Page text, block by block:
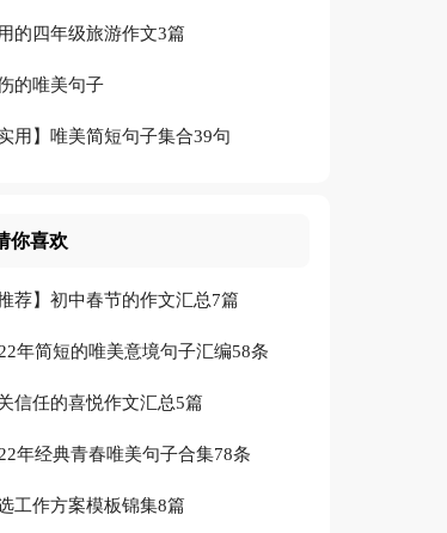
的四年级旅游作文3篇
的唯美句子
实用】唯美简短句子集合39句
你喜欢
推荐】初中春节的作文汇总7篇
年简短的唯美意境句子汇编58条
信任的喜悦作文汇总5篇
年经典青春唯美句子合集78条
工作方案模板锦集8篇